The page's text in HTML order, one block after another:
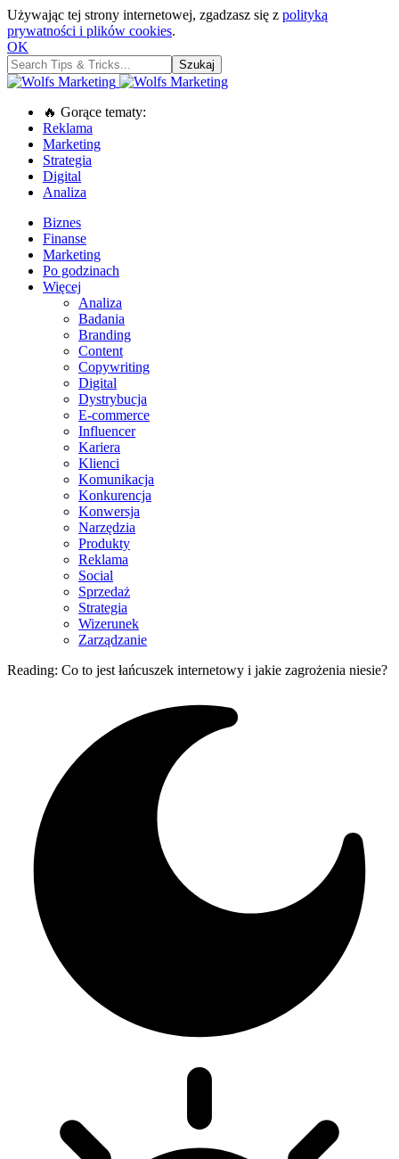
Używając tej strony internetowej, zgadzasz się z polityką
prywatności i plików cookies.
OK
🔥 Gorące tematy:
Reklama
Marketing
Strategia
Digital
Analiza
Biznes
Finanse
Marketing
Po godzinach
Więcej
Analiza
Badania
Branding
Content
Copywriting
Digital
Dystrybucja
E-commerce
Influencer
Kariera
Klienci
Komunikacja
Konkurencja
Konwersja
Narzędzia
Produkty
Reklama
Social
Sprzedaż
Strategia
Wizerunek
Zarządzanie
Reading: Co to jest łańcuszek internetowy i jakie zagrożenia niesie?